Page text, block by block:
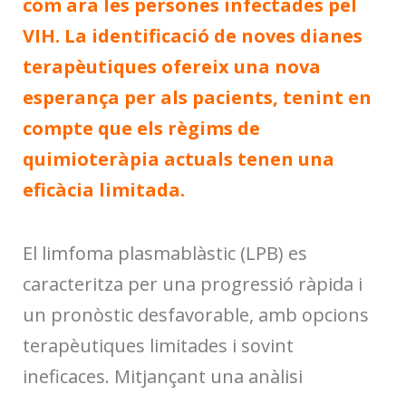
com ara les persones infectades pel
VIH. La identificació de noves dianes
terapèutiques ofereix una nova
esperança per als pacients, tenint en
compte que els règims de
quimioteràpia actuals tenen una
eficàcia limitada.
El limfoma plasmablàstic (LPB) es
caracteritza per una progressió ràpida i
un pronòstic desfavorable, amb opcions
terapèutiques limitades i sovint
ineficaces. Mitjançant una anàlisi